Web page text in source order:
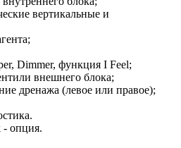
вертикальные и
Dimmer, функция I Feel;
внешнего блока;
дренажа (левое или правое);
- опция.